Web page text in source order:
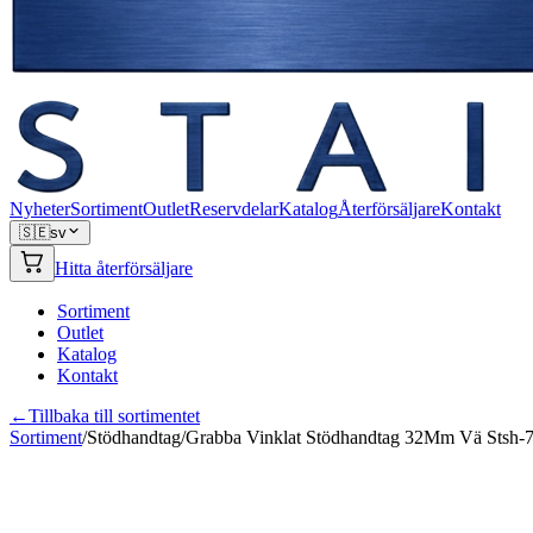
NyheterSortimentOutletReservdelarKatalogÅterförsäljareKontakt
🇸🇪sv
Hitta återförsäljare
Sortiment
Outlet
Katalog
Kontakt
←Tillbaka till sortimentet
Sortiment/Stödhandtag/Grabba Vinklat Stödhandtag 32Mm Vä Stsh-